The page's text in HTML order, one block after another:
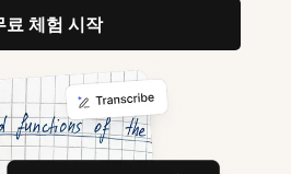
료 체험 시작